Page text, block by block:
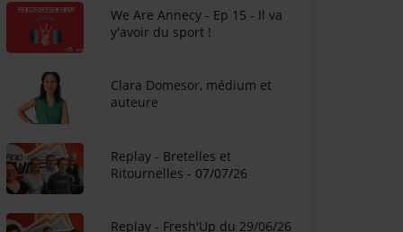
We Are Annecy - Ep 15 - Il va
y'avoir du sport !
Clara Domesor, médium et
auteure
Replay - Bretelles et
Ritournelles - 07/07/26
Replay - Fresh'Up du 29/06/26